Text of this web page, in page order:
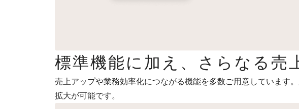
標準機能に加え、さらなる売
売上アップや業務効率化につながる機能を多数ご用意しています
拡大が可能です。